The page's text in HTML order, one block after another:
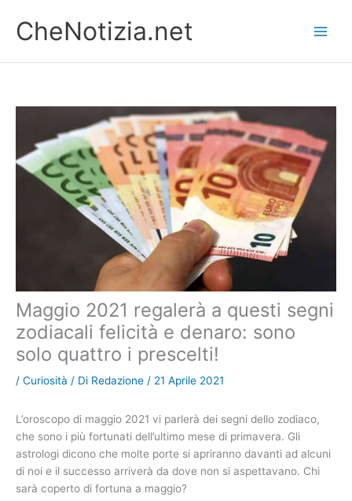
contenuto
CheNotizia.net
Maggio 2021 regalerà a questi segni
zodiacali felicità e denaro: sono
solo quattro i prescelti!
/ Curiosità / Di Redazione / 21 Aprile 2021
L’oroscopo di maggio 2021 vi parlerà dei segni dello zodiaco,
che sono i più fortunati dell’ultimo mese di primavera. Gli
astrologi dicono che molte porte si apriranno davanti ad alcuni
di noi e il successo arriverà da dove non si aspettavano. Chi
sarà coperto di fortuna a maggio?